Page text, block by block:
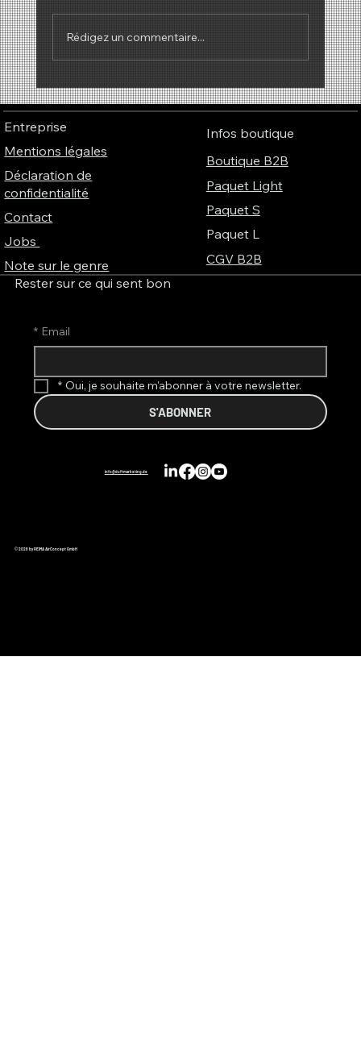
Pourquoi les parfums ont-ils une sonorité ?
– Le lien fascinant entre parfum, musique
Rédigez un commentaire...
Entreprise
Mentions légales
Déclaration de
confidentialité
Contact
Jobs
Note sur le genre
Infos boutique
Boutique B2B
Paquet Light
Paquet S
Paquet L
CGV B2B
Rester sur ce qui sent bon
* Email
* Oui, je souhaite m'abonner à votre newsletter.
S'ABONNER
info@duftmarketing.de
© 2026 by REIMA AirConcept GmbH